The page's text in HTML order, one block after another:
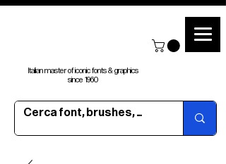
Italian master of iconic fonts & graphics
since 1960